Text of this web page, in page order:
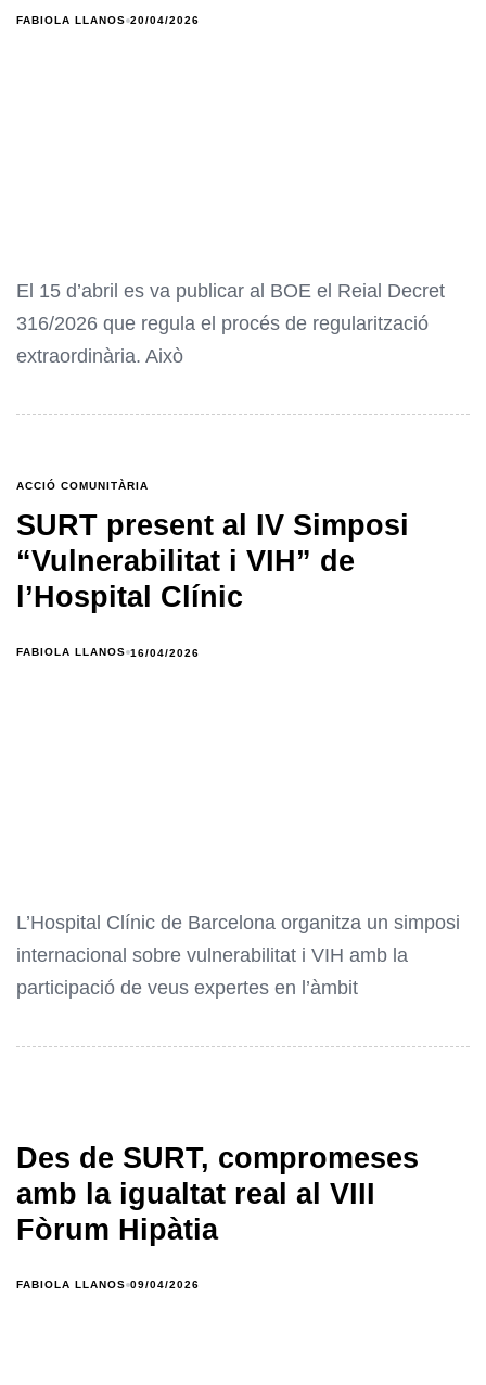
FABIOLA LLANOS 20/04/2026
El 15 d’abril es va publicar al BOE el Reial Decret
316/2026 que regula el procés de regularització
extraordinària. Això
ACCIÓ COMUNITÀRIA
SURT present al IV Simposi
“Vulnerabilitat i VIH” de
l’Hospital Clínic
FABIOLA LLANOS 16/04/2026
L’Hospital Clínic de Barcelona organitza un simposi
internacional sobre vulnerabilitat i VIH amb la
participació de veus expertes en l’àmbit
Des de SURT, compromeses
amb la igualtat real al VIII
Fòrum Hipàtia
FABIOLA LLANOS 09/04/2026